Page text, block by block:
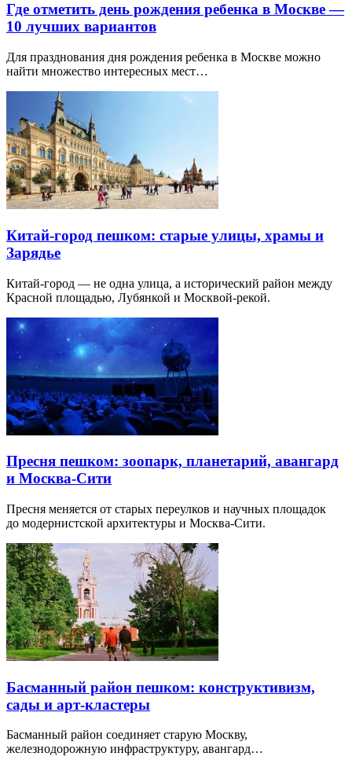
Где отметить день рождения ребенка в Москве —
10 лучших вариантов
Для празднования дня рождения ребенка в Москве можно
найти множество интересных мест…
Китай-город пешком: старые улицы, храмы и
Зарядье
Китай-город — не одна улица, а исторический район между
Красной площадью, Лубянкой и Москвой-рекой.
Пресня пешком: зоопарк, планетарий, авангард
и Москва-Сити
Пресня меняется от старых переулков и научных площадок
до модернистской архитектуры и Москва-Сити.
Басманный район пешком: конструктивизм,
сады и арт-кластеры
Басманный район соединяет старую Москву,
железнодорожную инфраструктуру, авангард…